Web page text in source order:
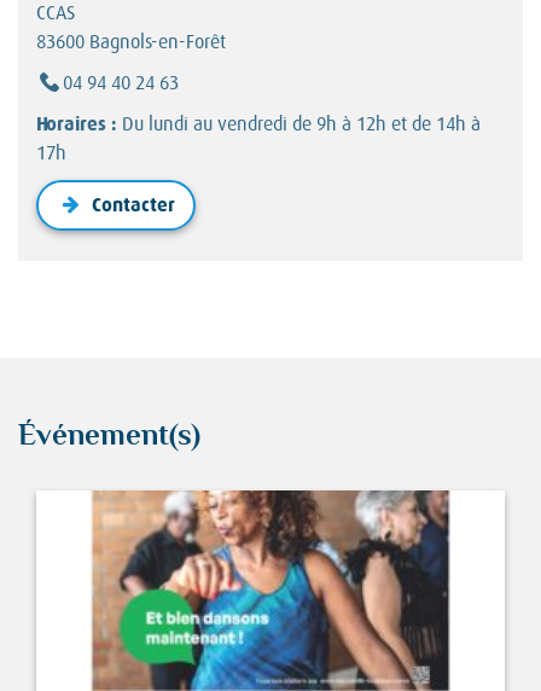
CCAS
83600 Bagnols-en-Forêt
Téléphone :
04 94 40 24 63
Horaires : Du lundi au vendredi de 9h à 12h et de 14h à
17h
Contacter
Événement(s)